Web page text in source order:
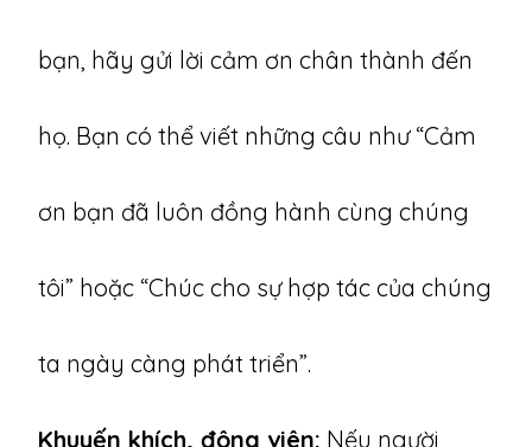
bạn, hãy gửi lời cảm ơn chân thành đến
họ. Bạn có thể viết những câu như “Cảm
ơn bạn đã luôn đồng hành cùng chúng
tôi” hoặc “Chúc cho sự hợp tác của chúng
ta ngày càng phát triển”.
Khuyến khích, động viên: Nếu người